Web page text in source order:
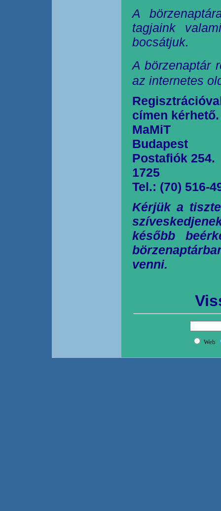
A
tagjaink
bocsátjuk.
A börzenaptár
az internetes
címen kérhető.
MaMiT
Budapest
Postafiók 254.
1725
Tel.: (70) 516-
Kérjük a
később
venni.